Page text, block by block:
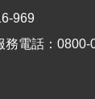
969
務電話：0800-